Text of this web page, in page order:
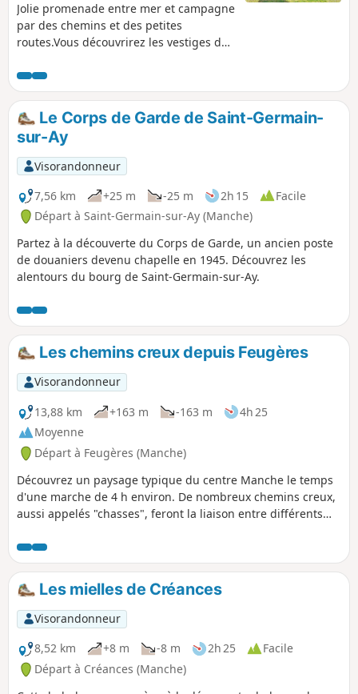
Jolie promenade entre mer et campagne
par des chemins et des petites
routes.Vous découvrirez les vestiges de
dominant la petite vallée de la Sinope.
En faisant le tour du charmant petit port
vous passerez sur les portes à flots.
Le Corps de Garde de Saint-Germain-
sur-Ay
Visorandonneur
7,56 km
+25 m -25 m 2h 15
Facile
Départ à Saint-Germain-sur-Ay (Manche)
Partez à la découverte du Corps de Garde, un ancien poste
de douaniers devenu chapelle en 1945. Découvrez les
alentours du bourg de Saint-Germain-sur-Ay.
Les chemins creux depuis Feugères
Visorandonneur
13,88 km
+163 m -163 m
4h 25
Moyenne
Départ à Feugères (Manche)
Découvrez un paysage typique du centre Manche le temps
d'une marche de 4 h environ. De nombreux chemins creux,
aussi appelés "chasses", feront la liaison entre différents
patrimoine bâti alliant granit et terre crue.
Les mielles de Créances
Visorandonneur
8,52 km
+8 m -8 m 2h 25
Facile
Départ à Créances (Manche)